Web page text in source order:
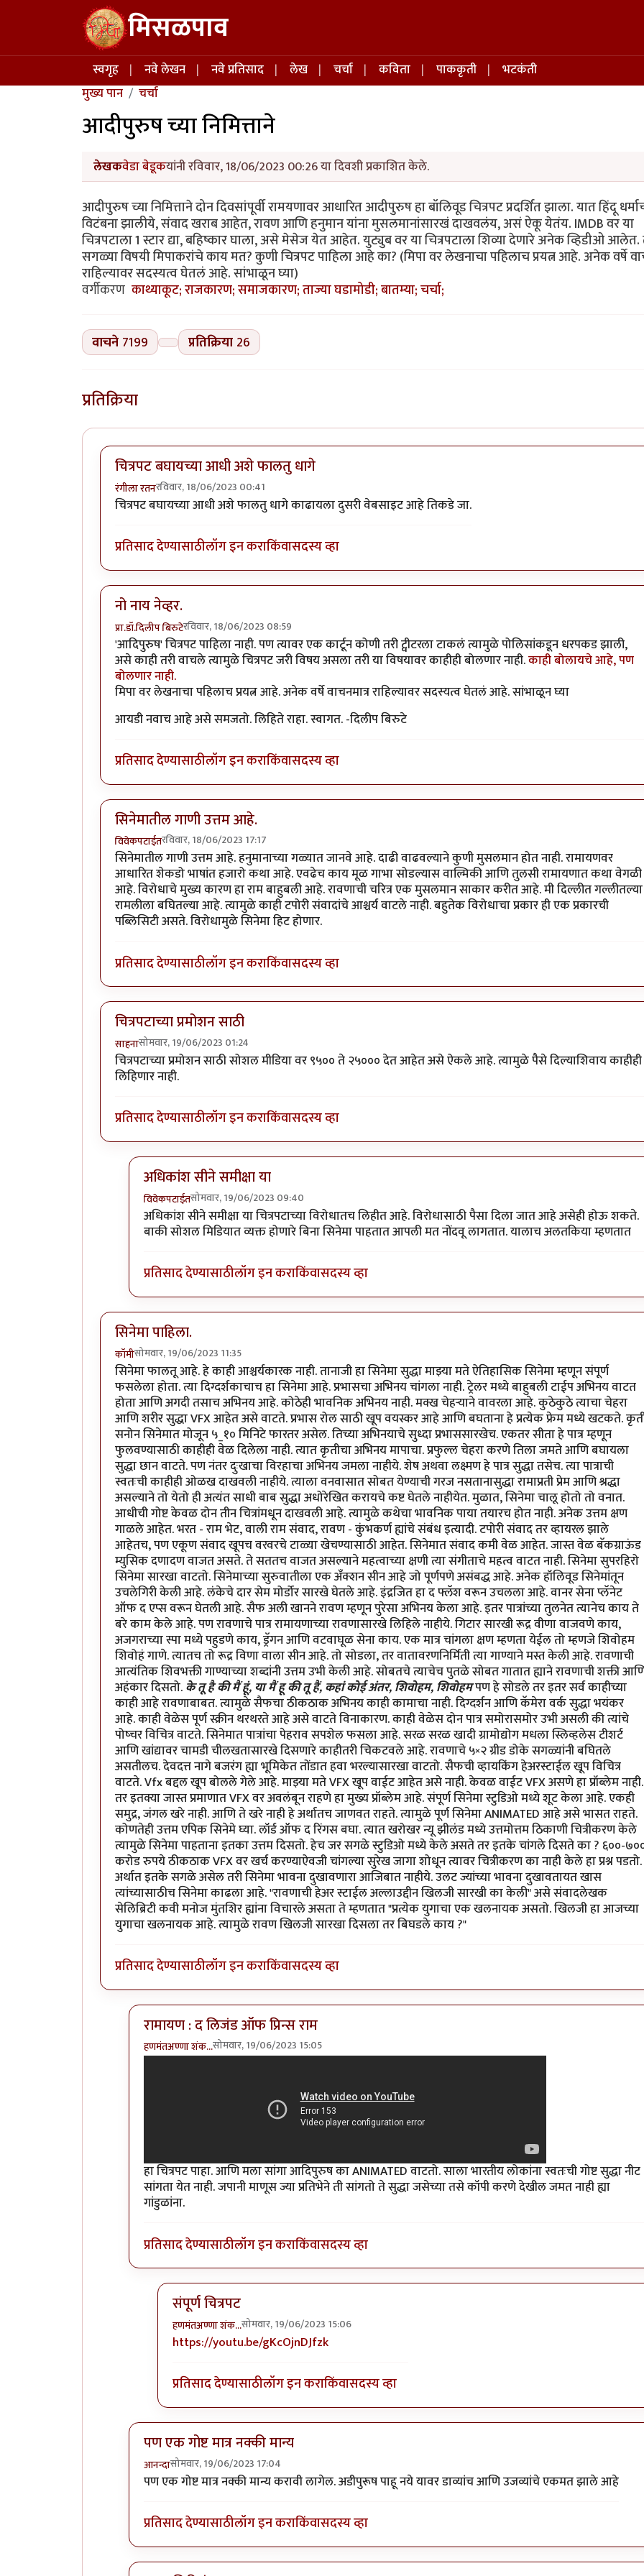
Skip to main content मिसळपाव
Main navigation
स्वगृह नवे लेखन नवे प्रतिसाद लेख चर्चा कविता पाककृती
भटकंती
मुख्य पान
चर्चा
आदीपुरुष च्या निमित्ताने
लेखकवेडा बेडूकयांनी रविवार, 18/06/2023 00:26 या दिवशी प्रकाशित केले.
आदीपुरुष च्या निमित्ताने दोन दिवसांपूर्वी रामयणावर आधारित आदीपुरुष हा बॉलिवूड चित्रपट प्रदर्शित झाला. यात हिंदू
विटंबना झालीये, संवाद खराब आहेत, रावण आणि हनुमान यांना मुसलमानांसारखं दाखवलंय, असं ऐकू येतंय. IMDB वर या
चित्रपटाला 1 स्टार द्या, बहिष्कार घाला, असे मेसेज येत आहेत. युट्युब वर या चित्रपटाला शिव्या देणारे अनेक व्हिडीओ आलेत.
सगळ्या विषयी मिपाकरांचे काय मत? कुणी चित्रपट पाहिला आहे का? (मिपा वर लेखनाचा पहिलाच प्रयत्न आहे. अनेक वर्षे
राहिल्यावर सदस्यत्व घेतलं आहे. सांभाळून घ्या)
वर्गीकरण काथ्याकूट; राजकारण; समाजकारण; ताज्या घडामोडी; बातम्या; चर्चा;
वाचने 7199 प्रतिक्रिया 26
प्रतिक्रिया
चित्रपट बघायच्या आधी अशे फालतु धागे
रंगीला रतनरविवार, 18/06/2023 00:41
चित्रपट बघायच्या आधी अशे फालतु धागे काढायला दुसरी वेबसाइट आहे तिकडे जा.
प्रतिसाद देण्यासाठीलॉग इन कराकिंवासदस्य व्हा
नो नाय नेव्हर.
प्रा.डॉ.दिलीप बिरुटेरविवार, 18/06/2023 08:59
'आदिपुरुष' चित्रपट पाहिला नाही. पण त्यावर एक कार्टून कोणी तरी ट्वीटरला टाकलं त्यामुळे पोलिसांकडून धरपकड झाली,
असे काही तरी वाचले त्यामुळे चित्रपट जरी विषय असला तरी या विषयावर काहीही बोलणार नाही.काही बोलायचे आहे, पण
बोलणार नाही.
मिपा वर लेखनाचा पहिलाच प्रयत्न आहे. अनेक वर्षे वाचनमात्र राहिल्यावर सदस्यत्व घेतलं आहे. सांभाळून घ्या
आयडी नवाच आहे असे समजतो. लिहिते राहा. स्वागत. -दिलीप बिरुटे
प्रतिसाद देण्यासाठीलॉग इन कराकिंवासदस्य व्हा
सिनेमातील गाणी उत्तम आहे.
विवेकपटाईतरविवार, 18/06/2023 17:17
सिनेमातील गाणी उत्तम आहे. हनुमानाच्या गळ्यात जानवे आहे. दाढी वाढवल्याने कुणी मुसलमान होत नाही. रामायणवर
आधारित शेकडो भाषांत हजारो कथा आहे. एवढेच काय मूळ गाभा सोडल्यास वाल्मिकी आणि तुलसी रामायणात कथा वेगळी
आहे. विरोधाचे मुख्य कारण हा राम बाहुबली आहे. रावणाची चरित्र एक मुसलमान साकार करीत आहे. मी दिल्लीत गल्लीतल्या
रामलीला बघितल्या आहे. त्यामुळे काही टपोरी संवादांचे आश्चर्य वाटले नाही. बहुतेक विरोधाचा प्रकार ही एक प्रकारची
पब्लिसिटी असते. विरोधामुळे सिनेमा हिट होणार.
प्रतिसाद देण्यासाठीलॉग इन कराकिंवासदस्य व्हा
चित्रपटाच्या प्रमोशन साठी
साहनासोमवार, 19/06/2023 01:24
चित्रपटाच्या प्रमोशन साठी सोशल मीडिया वर ९५०० ते २५००० देत आहेत असे ऐकले आहे. त्यामुळे पैसे दिल्याशिवाय काहीही
लिहिणार नाही.
प्रतिसाद देण्यासाठीलॉग इन कराकिंवासदस्य व्हा
अधिकांश सीने समीक्षा या
विवेकपटाईतसोमवार, 19/06/2023 09:40
In reply toचित्रपटाच्या प्रमोशन साठीbyसाहना
अधिकांश सीने समीक्षा या चित्रपटाच्या विरोधातच लिहीत आहे. विरोधासाठी पैसा दिला जात आहे असेही होऊ शकते.
बाकी सोशल मिडियात व्यक्त होणारे बिना सिनेमा पाहतात आपली मत नोंदवू लागतात. यालाच अलतकिया म्हणतात
प्रतिसाद देण्यासाठीलॉग इन कराकिंवासदस्य व्हा
सिनेमा पाहिला.
कॉमीसोमवार, 19/06/2023 11:35
सिनेमा फालतू आहे. हे काही आश्चर्यकारक नाही. तानाजी हा सिनेमा सुद्धा माझ्या मते ऐतिहासिक सिनेमा म्हणून संपूर्ण
फसलेला होता. त्या दिग्दर्शकाचाच हा सिनेमा आहे. प्रभासचा अभिनय चांगला नाही. ट्रेलर मध्ये बाहुबली टाईप अभिनय वाटत
होता आणि अगदी तसाच अभिनय आहे. कोठेही भावनिक अभिनय नाही. मक्ख चेहऱ्याने वावरला आहे. कुठेकुठे त्याचा चेहरा
आणि शरीर सुद्धा VFX आहेत असे वाटते. प्रभास रोल साठी खूप वयस्कर आहे आणि बघताना हे प्रत्येक फ्रेम मध्ये खटकते.
सनोन सिनेमात मोजून ५_१० मिनिटे फारतर असेल. तिच्या अभिनयाचे सुध्दा प्रभाससारखेच. एकतर सीता हे पात्र म्हणून
फुलवण्यासाठी काहीही वेळ दिलेला नाही. त्यात कृतीचा अभिनय मापाचा. प्रफुल्ल चेहरा करणे तिला जमते आणि बघायला
सुद्धा छान वाटते. पण नंतर दुःखाचा विरहाचा अभिनय जमला नाहीये. शेष अथवा लक्ष्मण हे पात्र सुद्धा तसेच. त्या पात्राची
स्वतःची काहीही ओळख दाखवली नाहीये. त्याला वनवासात सोबत येण्याची गरज नसतानासुद्धा रामाप्रती प्रेम आणि श्रद्धा
असल्याने तो येतो ही अत्यंत साधी बाब सुद्धा अधोरेखित करायचे कष्ट घेतले नाहीयेत. मुळात, सिनेमा चालू होतो तो वनात.
आधीची गोष्ट केवळ दोन तीन चित्रांमधून दाखवली आहे. त्यामुळे कथेचा भावनिक पाया तयारच होत नाही. अनेक उत्तम क्षण
गाळले आहेत. भरत - राम भेट, वाली राम संवाद, रावण - कुंभकर्ण ह्यांचे संबंध इत्यादी. टपोरी संवाद तर व्हायरल झाले
आहेतच, पण एकूण संवाद खूपच वरवरचे टाळ्या खेचण्यासाठी आहेत. सिनेमात संवाद कमी वेळ आहेत. जास्त वेळ बॅकग्राऊंड
म्युसिक दणादण वाजत असते. ते सततच वाजत असल्याने महत्वाच्या क्षणी त्या संगीताचे महत्व वाटत नाही. सिनेमा सुपरहिरो
सिनेमा सारखा वाटतो. सिनेमाच्या सुरुवातीला एक अँक्शन सीन आहे जो पूर्णपणे असंबद्ध आहे. अनेक हॉलिवूड सिनेमांतून
उचलेगिरी केली आहे. लंकेचे दार सेम मोर्डोर सारखे घेतले आहे. इंद्रजित हा द फ्लॅश वरून उचलला आहे. वानर सेना प्लॅनेट
ऑफ द एप्स वरून घेतली आहे. सैफ अली खानने रावण म्हणून पुरेसा अभिनय केला आहे. इतर पात्रांच्या तुलनेत त्यानेच काय ते
बरे काम केले आहे. पण रावणाचे पात्र रामायणाच्या रावणासारखे लिहिले नाहीये. गिटार सारखी रूद्र वीणा वाजवणे काय,
अजगराच्या स्पा मध्ये पहुडणे काय, ड्रॅगन आणि वटवाघूळ सेना काय. एक मात्र चांगला क्षण म्हणता येईल तो म्हणजे शिवोहम
शिवोहं गाणे. त्यातच तो रूद्र विणा वाला सीन आहे. तो सोडला, तर वातावरणनिर्मिती त्या गाण्याने मस्त केली आहे. रावणाची
आत्यंतिक शिवभक्ती गाण्याच्या शब्दांनी उत्तम उभी केली आहे. सोबतचे त्याचेच पुतळे सोबत गातात ह्याने रावणाची शक्ती
अहंकार दिसतो.के तू है की मैं हूं, या मैं हू की तू हैं, कहां कोई अंतर, शिवोहम, शिवोहमपण हे सोडले तर इतर सर्व काहीच्या
काही आहे रावणाबाबत. त्यामुळे सैफचा ठीकठाक अभिनय काही कामाचा नाही. दिग्दर्शन आणि कॅमेरा वर्क सुद्धा भयंकर
आहे. काही वेळेस पूर्ण स्क्रीन थरथरते आहे असे वाटते विनाकारण. काही वेळेस दोन पात्र समोरासमोर उभी असली की त्यांचे
पोष्चर विचित्र वाटते. सिनेमात पात्रांचा पेहराव सपशेल फसला आहे. सरळ सरळ खादी ग्रामोद्योग मधला स्लिव्हलेस टीशर्ट
आणि खांद्यावर चामडी चीलखतासारखे दिसणारे काहीतरी चिकटवले आहे. रावणाचे ५×२ ग्रीड डोके सगळ्यांनी बघितले
असतीलच. देवदत्त नागे बजरंग ह्या भूमिकेत तोंडात हवा भरल्यासारखा वाटतो. सैफची व्हायकिंग हेअरस्टाईल खूप विचित्र
वाटते. Vfx बद्दल खूप बोलले गेले आहे. माझ्या मते VFX खूप वाईट आहेत असे नाही. केवळ वाईट VFX असणे हा प्रॉब्लेम नाही.
तर इतक्या जास्त प्रमाणात VFX वर अवलंबून राहणे हा मुख्य प्रॉब्लेम आहे. संपूर्ण सिनेमा स्टुडिओ मध्ये शूट केला आहे. एकही
समुद्र, जंगल खरे नाही. आणि ते खरे नाही हे अर्थातच जाणवत राहते. त्यामुळे पूर्ण सिनेमा ANIMATED आहे असे भासत राहते.
कोणतेही उत्तम एपिक सिनेमे घ्या. लॉर्ड ऑफ द रिंगस बघा. त्यात खरोखर न्यू झीलंड मध्ये उत्तमोत्तम ठिकाणी चित्रीकरण केले
त्यामुळे सिनेमा पाहताना इतका उत्तम दिसतो. हेच जर सगळे स्टुडिओ मध्ये केले असते तर इतके चांगले दिसते का ? ६००-
करोड रुपये ठीकठाक VFX वर खर्च करण्याऐवजी चांगल्या सुरेख जागा शोधून त्यावर चित्रीकरण का नाही केले हा प्रश्न पडतो.
अर्थात इतके सगळे असेल तरी सिनेमा भावना दुखावणारा आजिबात नाहीये. उलट ज्यांच्या भावना दुखावतायत खास
त्यांच्यासाठीच सिनेमा काढला आहे. "रावणाची हेअर स्टाईल अल्लाउद्दीन खिलजी सारखी का केली" असे संवादलेखक
सेलिब्रिटी कवी मनोज मुंतशिर ह्यांना विचारले असता ते म्हणतात "प्रत्येक युगाचा एक खलनायक असतो. खिलजी हा आजच्या
युगाचा खलनायक आहे. त्यामुळे रावण खिलजी सारखा दिसला तर बिघडले काय ?"
प्रतिसाद देण्यासाठीलॉग इन कराकिंवासदस्य व्हा
रामायण : द लिजंड ऑफ प्रिन्स राम
हणमंतअण्णा शंक…सोमवार, 19/06/2023 15:05
हा चित्रपट पाहा. आणि मला सांगा आदिपुरुष का ANIMATED वाटतो. साला भारतीय लोकांना स्वतःची गोष्ट सुद्धा नीट
सांगता येत नाही. जपानी माणूस ज्या प्रतिभेने ती सांगतो ते सुद्धा जसेच्या तसे कॉपी करणे देखील जमत नाही ह्या
गांडुळांना.
प्रतिसाद देण्यासाठीलॉग इन कराकिंवासदस्य व्हा
संपूर्ण चित्रपट
हणमंतअण्णा शंक…सोमवार, 19/06/2023 15:06
In reply toरामायण : द लिजंड ऑफ प्रिन्स राम
https://youtu.be/gKcOjnDJfzk
प्रतिसाद देण्यासाठीलॉग इन कराकिंवासदस्य व्हा
पण एक गोष्ट मात्र नक्की मान्य
आनन्दासोमवार, 19/06/2023 17:04
In reply toसिनेमा पाहिला.byकॉमी
पण एक गोष्ट मात्र नक्की मान्य करावी लागेल. अडीपुरूष पाहू नये यावर डाव्यांच आणि उजव्यांचे एकमत झाले आहे
प्रतिसाद देण्यासाठीलॉग इन कराकिंवासदस्य व्हा